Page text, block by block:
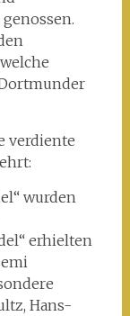
verdiente
wurden
erhielten
Hans-